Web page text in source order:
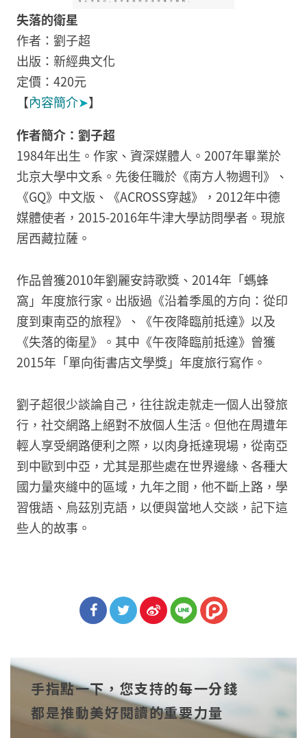
失落的衛星
作者：劉子超
出版：新經典文化
定價：420元
【內容簡介➤】
作者簡介：劉子超
1984年出生。作家、資深媒體人。2007年畢業於
北京大學中文系。先後任職於《南方人物週刊》、
《GQ》中文版、《ACROSS穿越》，2012年中德
媒體使者，2015-2016年牛津大學訪問學者。現旅
居西藏拉薩。
作品曾獲2010年劉麗安詩歌獎、2014年「螞蜂
窩」年度旅行家。出版過《沿着季風的方向：從印
度到東南亞的旅程》、《午夜降臨前抵達》以及
《失落的衛星》。其中《午夜降臨前抵達》曾獲
2015年「單向街書店文學獎」年度旅行寫作。
劉子超很少談論自己，往往說走就走一個人出發旅
行，社交網路上絕對不放個人生活。但他在周遭年
輕人享受網路便利之際，以肉身抵達現場，從南亞
到中歐到中亞，尤其是那些處在世界邊緣、各種大
國力量夾縫中的區域，九年之間，他不斷上路，學
習俄語、烏茲別克語，以便與當地人交談，記下這
些人的故事。
cebo
ok
witt
er
博
手指點一下，您支持的每一分錢
都是推動美好閱讀的重要力量